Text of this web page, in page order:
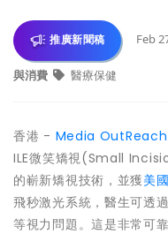
推廣新聞稿 Feb
與消費 醫療保健
香港 - Media
ILE微笑矯視(Small
的嶄新矯視技術，並獲美
飛秒激光系統，醫生可透
等視力問題。這是非常可